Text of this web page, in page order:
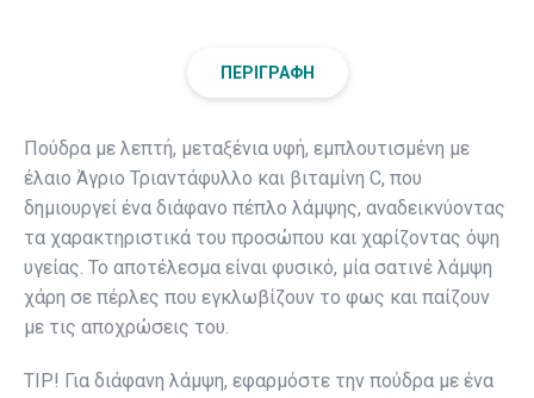
ΠΕΡΙΓΡΑΦΉ
Πούδρα με λεπτή, μεταξένια υφή, εμπλουτισμένη με
έλαιο Άγριο Τριαντάφυλλο και βιταμίνη C, που
δημιουργεί ένα διάφανο πέπλο λάμψης, αναδεικνύοντας
τα χαρακτηριστικά του προσώπου και χαρίζοντας όψη
υγείας. Το αποτέλεσμα είναι φυσικό, μία σατινέ λάμψη
χάρη σε πέρλες που εγκλωβίζουν το φως και παίζουν
με τις αποχρώσεις του.
TIP! Για διάφανη λάμψη, εφαρμόστε την πούδρα με ένα